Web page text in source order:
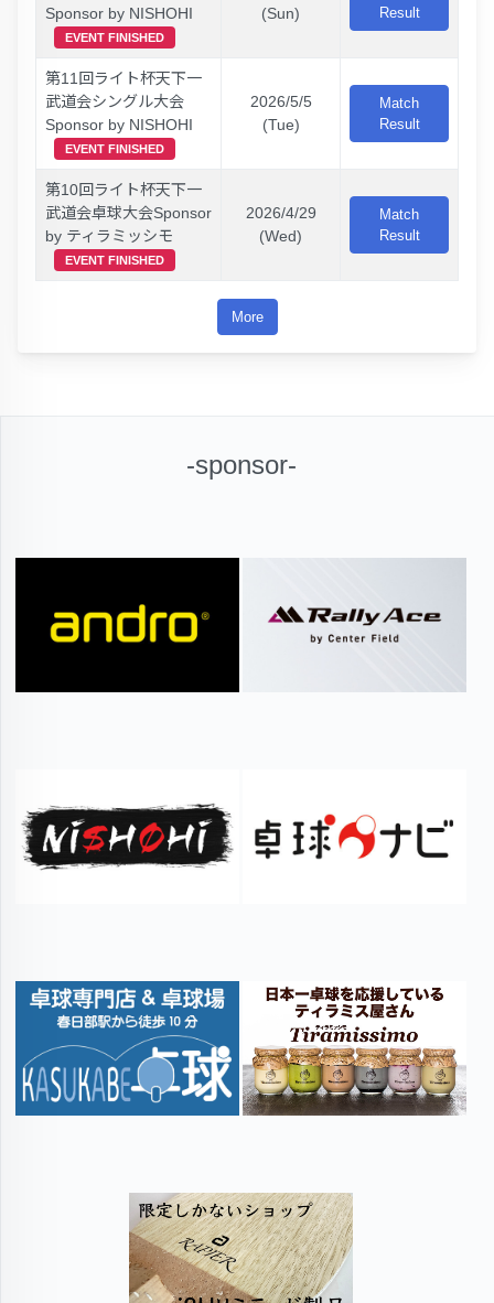
Sponsor by NISHOHI
EVENT FINISHED
(Sun)
Result
第11回ライト杯天下一
武道会シングル大会
Sponsor by NISHOHI
EVENT FINISHED
2026/5/5
(Tue)
Match
Result
第10回ライト杯天下一
武道会卓球大会Sponsor
by ティラミッシモ
EVENT FINISHED
2026/4/29
(Wed)
Match
Result
More
-sponsor-